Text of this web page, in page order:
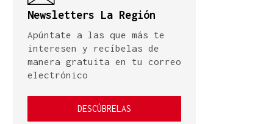
Newsletters La Región
Apúntate a las que más te
interesen y recíbelas de
manera gratuita en tu correo
electrónico
DESCÚBRELAS